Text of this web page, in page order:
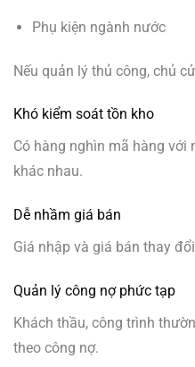
Phụ kiện ngành nước
Nếu quản lý thủ công, chủ
Khó kiểm soát tồn kho
Có hàng nghìn mã hàng với
khác nhau.
Dễ nhầm giá bán
Giá nhập và giá bán thay
Quản lý công nợ phức tạp
Khách thầu, công trình
theo công nợ.